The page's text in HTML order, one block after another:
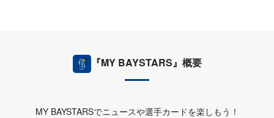
『MY BAYSTARS』概要
MY BAYSTARSでニュースや選手カードを楽しもう！